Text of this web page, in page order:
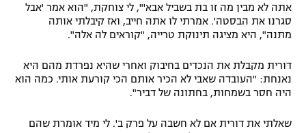
אתה לא מבין מה זו בת בשביל אבא'", לי צוחקת, "הוא אמר 'אבל
סגרנו את הבסטה'. אמרתי לו אתה חייב, ואז קיבלתי אותה
מתנה", היא מציגה תינוקת טרייה, "קוראים לה אלה".
דורית מקבלת את הנכדים בחיבוק ואחרי שהיא נפרדת מהם היא
נאנחת: "העובדה שאבי לא הכיר אותם הכי קורעת אותי. כמה הוא
היה חסר בשמחות, בחתונה של דביר".
שאלתי את דורית אם לא חשבה על פרק ב'. לי מיד אומרת שהם